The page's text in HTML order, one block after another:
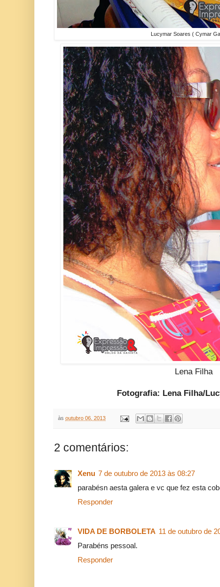
Lucymar Soares ( Cymar
Lena Filha
Fotografia: Lena Filha/
às outubro 06, 2013
2 comentários:
Xenu 7 de outubro de 2013 às 08:27
parabésn aesta galera e vc que fez esta
Responder
VIDA DE BORBOLETA 11 de outubro de
Parabéns pessoal.
Responder